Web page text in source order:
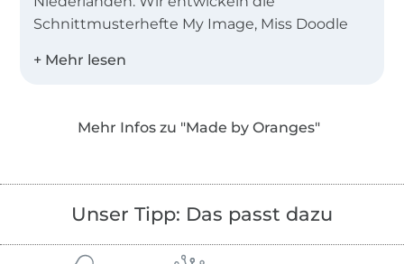
Schnittmusterhefte My Image, Miss Doodle
Englisch, Niederländisch und Französisch an!
Mehr Infos zu "Made by Oranges"
Unser Tipp: Das passt dazu